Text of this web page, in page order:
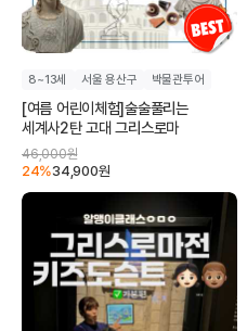
8~13세 서울 용산구 박물관투어
[여름 어린이체험]술술풀리는
세계사2탄 고대 그리스로마
46,000원
24%34,900원